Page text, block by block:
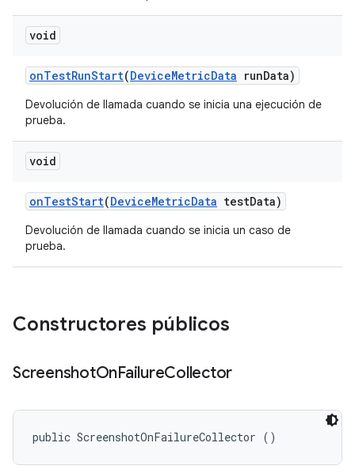
void
onTestRunStart(DeviceMetricData runData)
Devolución de llamada cuando se inicia una ejecución de
prueba.
void
onTestStart(DeviceMetricData testData)
Devolución de llamada cuando se inicia un caso de
prueba.
Constructores públicos
ScreenshotOnFailureCollector
public ScreenshotOnFailureCollector ()